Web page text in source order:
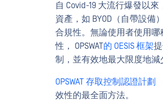
自 Covid-19 大流行爆發以
資產，如 BYOD（自帶設
合規性。無論使用者使用哪
性， OPSWAT的 OESIS 框架
制，並有效地最大限度地減
OPSWAT 存取控制認證計劃
效性的最全面方法。